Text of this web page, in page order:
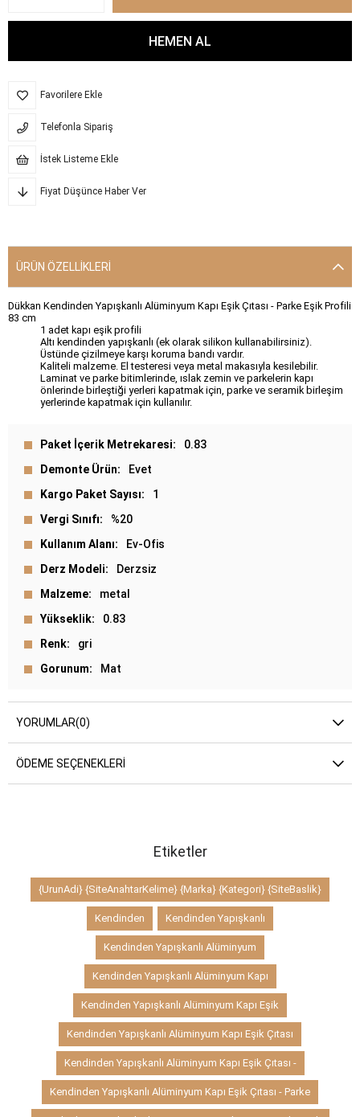
Favorilere Ekle
Telefonla Sipariş
İstek Listeme Ekle
Fiyat Düşünce Haber Ver
ÜRÜN ÖZELLIKLERI
Dükkan Kendinden Yapışkanlı Alüminyum Kapı Eşik Çıtası - Parke Eşik Profili
83 cm
1 adet kapı eşik profili
Altı kendinden yapışkanlı (ek olarak silikon kullanabilirsiniz).
Üstünde çizilmeye karşı koruma bandı vardır.
Kaliteli malzeme. El testeresi veya metal makasıyla kesilebilir.
Laminat ve parke bitimlerinde, ıslak zemin ve parkelerin kapı
önlerinde birleştiği yerleri kapatmak için, parke ve seramik birleşim
yerlerinde kapatmak için kullanılır.
Paket İçerik Metrekaresi
0.83
Demonte Ürün
Evet
Kargo Paket Sayısı
1
Vergi Sınıfı
%20
Kullanım Alanı
Ev-Ofis
Derz Modeli
Derzsiz
Malzeme
metal
Yükseklik
0.83
Renk
gri
Gorunum
Mat
YORUMLAR(0)
ÖDEME SEÇENEKLERI
Etiketler
{UrunAdi} {SiteAnahtarKelime} {Marka} {Kategori} {SiteBaslik}
Kendinden Kendinden Yapışkanlı
Kendinden Yapışkanlı Alüminyum
Kendinden Yapışkanlı Alüminyum Kapı
Kendinden Yapışkanlı Alüminyum Kapı Eşik
Kendinden Yapışkanlı Alüminyum Kapı Eşik Çıtası
Kendinden Yapışkanlı Alüminyum Kapı Eşik Çıtası -
Kendinden Yapışkanlı Alüminyum Kapı Eşik Çıtası - Parke